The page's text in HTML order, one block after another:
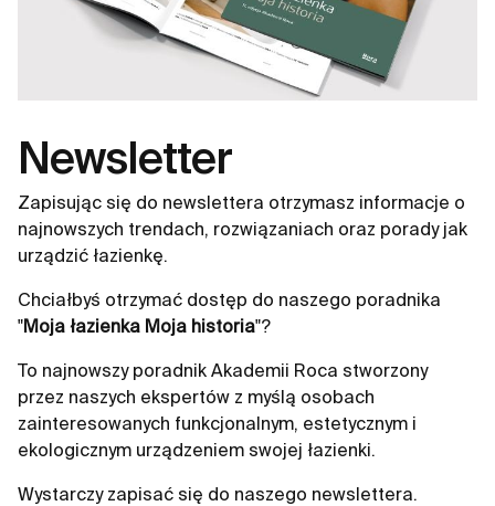
Newsletter
Zapisując się do newslettera otrzymasz informacje o
najnowszych trendach, rozwiązaniach oraz porady jak
urządzić łazienkę.
Chciałbyś otrzymać dostęp do naszego poradnika
"Moja łazienka Moja historia"?
To najnowszy poradnik Akademii Roca stworzony
przez naszych ekspertów z myślą osobach
zainteresowanych funkcjonalnym, estetycznym i
ekologicznym urządzeniem swojej łazienki.
Wystarczy zapisać się do naszego newslettera.